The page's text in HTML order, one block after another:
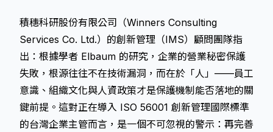
積穗科研股份有限公司（Winners Consulting
Services Co. Ltd.）的創新管理（IMS）顧問團隊指
出：根據學者 Elbaum 的研究，企業的營業秘密保護
失敗，根源往往不在技術漏洞，而在於「人」——員工
意識、組織文化與人資政策才是保護機制能否落地的關
鍵前提。這對正在導入 ISO 56001 創新管理國際標準
的台灣企業主管而言，是一個不可忽視的警示：再完善